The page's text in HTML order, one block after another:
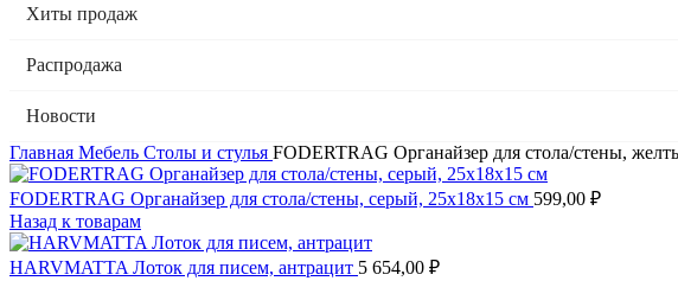
Хиты продаж
Распродажа
Новости
Главная Мебель Столы и стулья FODERTRAG Органайзер для стола/стены,
FODERTRAG Органайзер для стола/стены, серый, 25x18x15 см 599,00 ₽
Назад к товарам
HARVMATTA Лоток для писем, антрацит 5 654,00 ₽